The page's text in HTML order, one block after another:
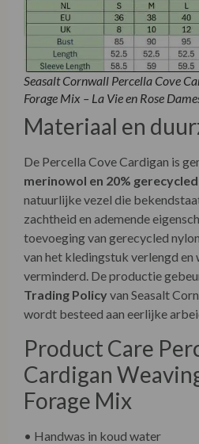
Seasalt Cornwall Percella Cove
Forage Mix – La Vie en Rose
Materiaal en
merinowol en 20%
natuurlijke vezel die
zachtheid en ademende
toevoeging van gerecycled
van het kledingstuk verlengd
verminderd. De productie
Trading Policyvan Seasalt
wordt besteed aan eerlijke
Product Care
Cardigan
Forage Mix
• Handwas in koud water
• Gebruik een mild wolwasmiddel